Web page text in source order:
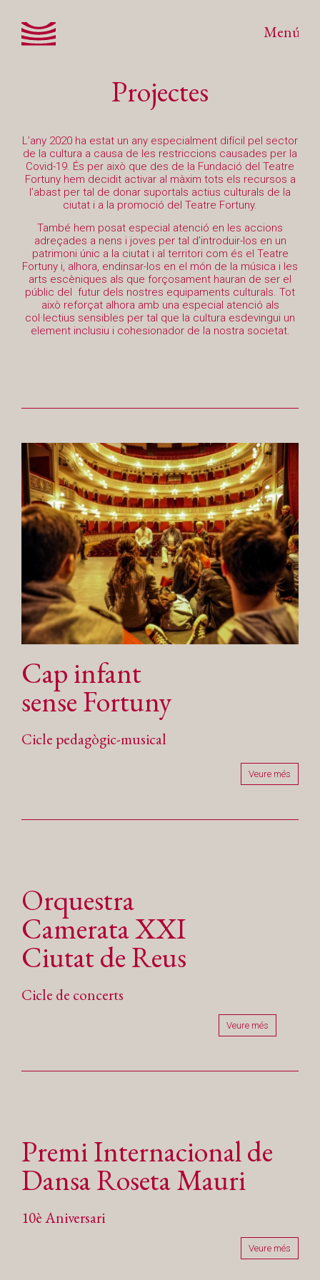
Menú
Projectes
L’any 2020 ha estat un any especialment difícil pel sector
de la cultura a causa de les restriccions causades per la
Covid-19. És per això que des de la Fundació del Teatre
Fortuny hem decidit activar al màxim tots els recursos a
l’abast per tal de donar suportals actius culturals de la
ciutat i a la promoció del Teatre Fortuny.
També hem posat especial atenció en les accions
adreçades a nens i joves per tal d’introduir-los en un
patrimoni únic a la ciutat i al territori com és el Teatre
Fortuny i, alhora, endinsar-los en el món de la música i les
arts escèniques als que forçosament hauran de ser el
públic del futur dels nostres equipaments culturals. Tot
això reforçat alhora amb una especial atenció als
col·lectius sensibles per tal que la cultura esdevingui un
element inclusiu i cohesionador de la nostra societat.
Cap infant
sense Fortuny
Cicle pedagògic-musical
Veure més
Orquestra
Camerata XXI
Ciutat de Reus
Cicle de concerts
Veure més
Premi Internacional de
Dansa Roseta Mauri
10è Aniversari
Veure més